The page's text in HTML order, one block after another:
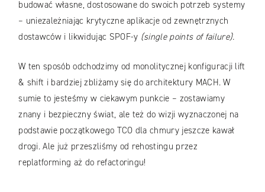
budować własne, dostosowane do swoich potrzeb systemy
– uniezależniając krytyczne aplikacje od zewnętrznych
dostawców i likwidując SPOF-y (single points of failure).
W ten sposób odchodzimy od monolitycznej konfiguracji lift
& shift i bardziej zbliżamy się do architektury MACH. W
sumie to jesteśmy w ciekawym punkcie – zostawiamy
znany i bezpieczny świat, ale też do wizji wyznaczonej na
podstawie początkowego TCO dla chmury jeszcze kawał
drogi. Ale już przeszliśmy od rehostingu przez
replatforming aż do refactoringu!